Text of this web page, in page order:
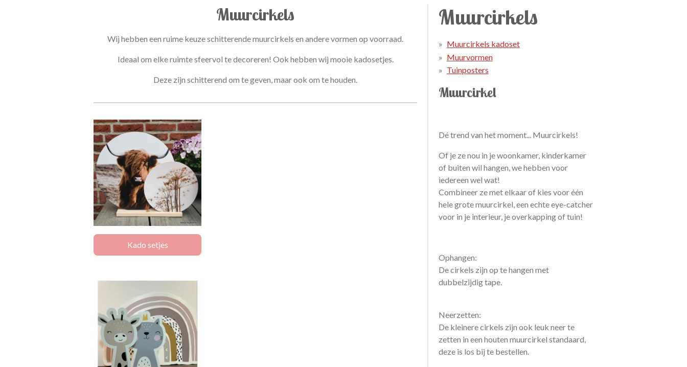
Muurcirkels
Wij hebben een ruime keuze schitterende muurcirkels en andere vormen op voorraad.
Ideaal om elke ruimte sfeervol te decoreren! Ook hebben wij mooie kadosetjes.
Deze zijn schitterend om te geven, maar ook om te houden.
Kado setjes
Muurcirkels
Muurcirkels kadoset
Muurvormen
Tuinposters
Muurcirkel
Dé trend van het moment... Muurcirkels!
Of je ze nou in je woonkamer, kinderkamer
of buiten wil hangen, we hebben voor
iedereen wel wat!
Combineer ze met elkaar of kies voor één
hele grote muurcirkel, een echte eye-catcher
voor in je interieur, je overkapping of tuin!
Ophangen:
De cirkels zijn op te hangen met
dubbelzijdig tape.
Neerzetten:
De kleinere cirkels zijn ook leuk neer te
zetten in een houten muurcirkel standaard,
deze is los bij te bestellen.